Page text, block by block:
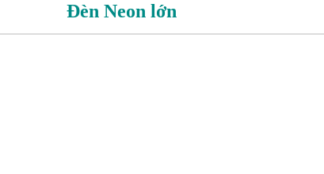
Đèn Neon lớn